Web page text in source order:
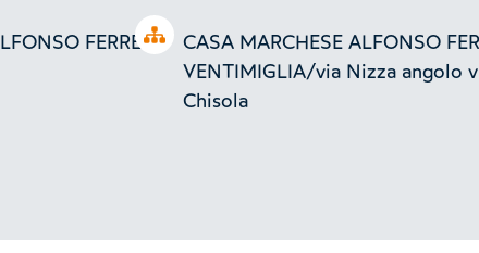
Open tree
FERRERO
CASA MARCHESE ALFONSO
VENTIMIGLIA/via Nizza angolo
Chisola